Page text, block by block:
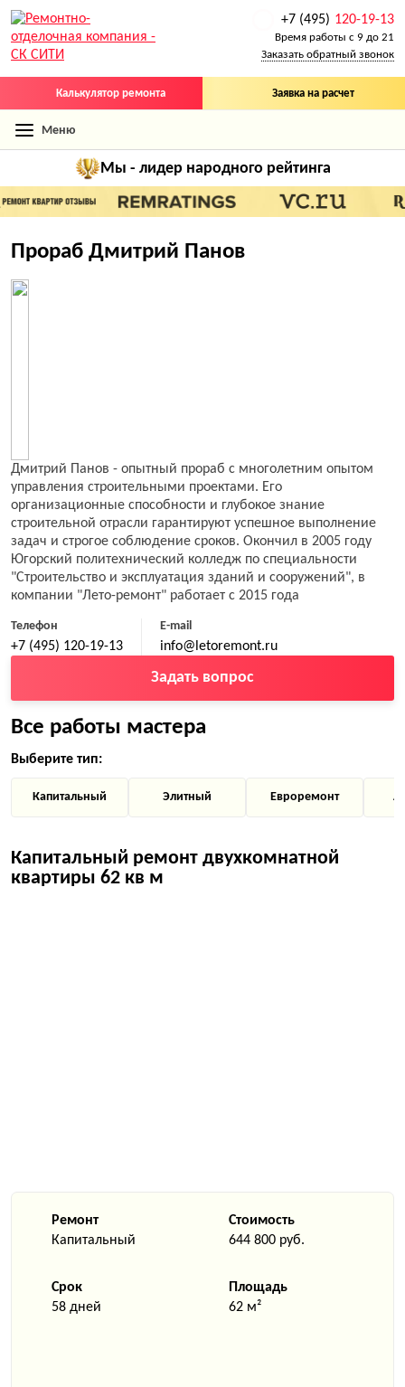
Калькулятор ремонта Заявка на расчет
+7 (495) 120-19-13
Время работы с 9 до 21
Заказать обратный звонок
Меню
Мы - лидер народного рейтинга
Прораб Дмитрий Панов
Дмитрий Панов - опытный прораб с многолетним опытом
управления строительными проектами. Его
организационные способности и глубокое знание
строительной отрасли гарантируют успешное выполнение
задач и строгое соблюдение сроков. Окончил в 2005 году
Югорский политехнический колледж по специальности
"Строительство и эксплуатация зданий и сооружений", в
компании "Лето-ремонт" работает с 2015 года
Телефон
+7 (495) 120-19-13
E-mail
info@letoremont.ru
Задать вопрос
Все работы мастера
Выберите тип:
Капитальный Элитный Евроремонт
Капитальный ремонт двухкомнатной
квартиры 62 кв м
Ремонт
Капитальный
Стоимость
644 800 руб.
Срок
58 дней
Площадь
62 м²